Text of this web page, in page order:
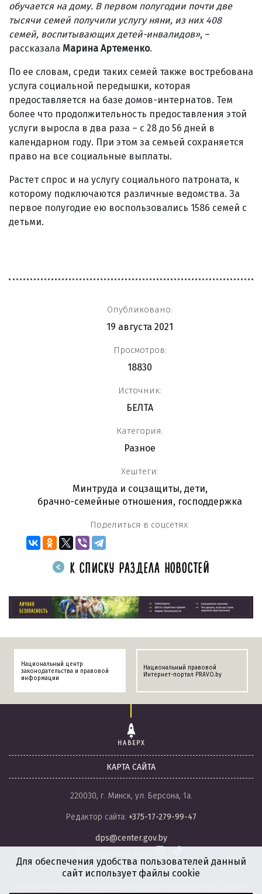
обучается на дому. В первом полугодии почти две
тысячи семей получили услугу няни, из них 408
семей, воспитывающих детей-инвалидов», –
рассказала Марина Артеменко.
По ее словам, среди таких семей также востребована
услуга социальной передышки, которая
предоставляется на базе домов-интернатов. Тем
более что продолжительность предоставления этой
услуги выросла в два раза – с 28 до 56 дней в
календарном году. При этом за семьей сохраняется
право на все социальные выплаты.
Растет спрос и на услугу социального патроната, к
которому подключаются различные ведомства. За
первое полугодие ею воспользовались 1586 семей с
детьми.
Опубликовано:
19 августа 2021
Просмотров:
18830
Источник:
БЕЛТА
Категория:
Разное
Хештеги:
Минтруда и соцзащиты, дети,
брачно-семейные отношения, господдержка
Поделиться в соцсетях:
К СПИСКУ РАЗДЕЛА НОВОСТЕЙ
Национальный центр
законодательства и правовой
информации
Национальный правовой
Интернет-портал PRAVO.by
НАВЕРХ
КАРТА САЙТА
220030, г. Минск, ул. Берсона, 1а.
Редактор сайта: +375-17-279-99-47
dps@center.gov.by
Для обеспечения удобства пользователей данный
сайт использует файлы cookie